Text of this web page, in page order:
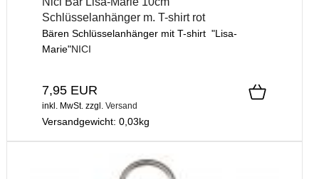
Schlüsselanhänger m. T-shirt rot
Bären Schlüsselanhänger mit T-shirt "Lisa-
Marie"NICI
7,95 EUR
inkl. MwSt. zzgl. Versand
Versandgewicht: 0,03kg